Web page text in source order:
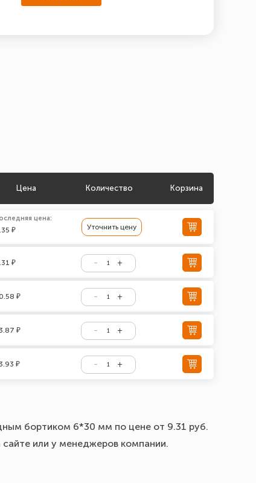
Цена Количество Корзина
цена:
₽ Уточнить цену
₽
₽
₽
₽
бортиком 6*30 мм по цене от 9.31 руб.
сайте или у менеджеров компании.